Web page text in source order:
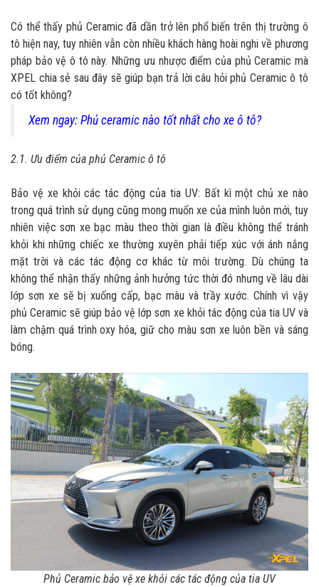
Có thể thấy phủ Ceramic đã dần trở lên phổ biến trên thị trường ô
tô hiện nay, tuy nhiên vẫn còn nhiều khách hàng hoài nghi về phương
pháp bảo vệ ô tô này. Những ưu nhược điểm của phủ Ceramic mà
XPEL chia sẻ sau đây sẽ giúp bạn trả lời câu hỏi phủ Ceramic ô tô
có tốt không?
Xem ngay: Phủ ceramic nào tốt nhất cho xe ô tô?
2.1. Ưu điểm của phủ Ceramic ô tô
Bảo vệ xe khỏi các tác động của tia UV: Bất kì một chủ xe nào
trong quá trình sử dụng cũng mong muốn xe của mình luôn mới, tuy
nhiên việc sơn xe bạc màu theo thời gian là điều không thể tránh
khỏi khi những chiếc xe thường xuyên phải tiếp xúc với ánh nắng
mặt trời và các tác động cơ khác từ môi trường. Dù chúng ta
không thể nhận thấy những ảnh hưởng tức thời đó nhưng về lâu dài
lớp sơn xe sẽ bị xuống cấp, bạc màu và trầy xước. Chính vì vậy
phủ Ceramic sẽ giúp bảo vệ lớp sơn xe khỏi tác động của tia UV và
làm chậm quá trình oxy hóa, giữ cho màu sơn xe luôn bền và sáng
bóng.
Phủ Ceramic bảo vệ xe khỏi các tác động của tia UV